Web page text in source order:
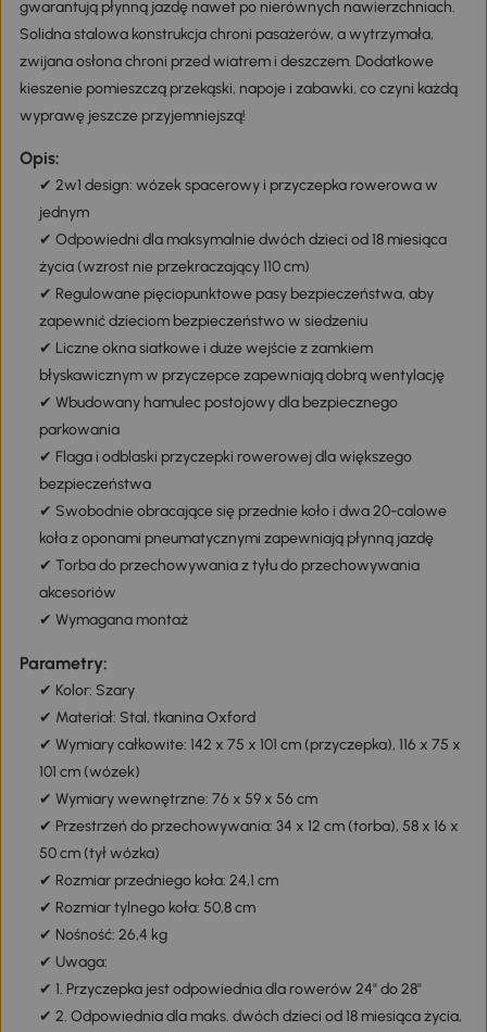
gwarantują płynną jazdę nawet po nierównych nawierzchniach.
Solidna stalowa konstrukcja chroni pasażerów, a wytrzymała,
zwijana osłona chroni przed wiatrem i deszczem. Dodatkowe
kieszenie pomieszczą przekąski, napoje i zabawki, co czyni każdą
wyprawę jeszcze przyjemniejszą!
Opis:
✔ 2w1 design: wózek spacerowy i przyczepka rowerowa w
jednym
✔ Odpowiedni dla maksymalnie dwóch dzieci od 18 miesiąca
życia (wzrost nie przekraczający 110 cm)
✔ Regulowane pięciopunktowe pasy bezpieczeństwa, aby
zapewnić dzieciom bezpieczeństwo w siedzeniu
✔ Liczne okna siatkowe i duże wejście z zamkiem
błyskawicznym w przyczepce zapewniają dobrą wentylację
✔ Wbudowany hamulec postojowy dla bezpiecznego
parkowania
✔ Flaga i odblaski przyczepki rowerowej dla większego
bezpieczeństwa
✔ Swobodnie obracające się przednie koło i dwa 20-calowe
koła z oponami pneumatycznymi zapewniają płynną jazdę
✔ Torba do przechowywania z tyłu do przechowywania
akcesoriów
✔ Wymagana montaż
Parametry:
✔ Kolor: Szary
✔ Materiał: Stal, tkanina Oxford
✔ Wymiary całkowite: 142 x 75 x 101 cm (przyczepka), 116 x 75 x
101 cm (wózek)
✔ Wymiary wewnętrzne: 76 x 59 x 56 cm
✔ Przestrzeń do przechowywania: 34 x 12 cm (torba), 58 x 16 x
50 cm (tył wózka)
✔ Rozmiar przedniego koła: 24,1 cm
✔ Rozmiar tylnego koła: 50,8 cm
✔ Nośność: 26,4 kg
✔ Uwaga:
✔ 1. Przyczepka jest odpowiednia dla rowerów 24" do 28"
✔ 2. Odpowiednia dla maks. dwóch dzieci od 18 miesiąca życia,